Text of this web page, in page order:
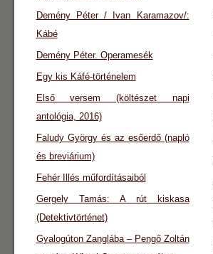
Demény Péter / Ivan Karamazov/:
Kábé
Demény Péter. Operamesék
Egy kis Káfé-történelem
Első versem (költészet napi
antológia, 2016)
Faludy György és az esőerdő (napló
és breviárium)
Fehér Illés műfordításaiból
Gergely Tamás: A rút kiskasa
(Detektivtörténet)
Gyalogúton Zanglába – Pengő Zoltán